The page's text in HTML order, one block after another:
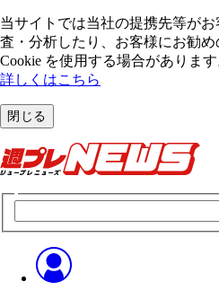
当サイトでは当社の提携先等が
査・分析したり、お客様にお勧
Cookie を使⽤する場合があります
詳しくはこちら
閉じる